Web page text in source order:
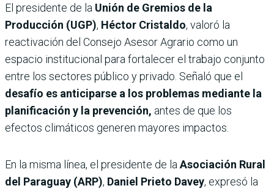
El presidente de la Unión de Gremios de la
Producción (UGP), Héctor Cristaldo, valoró la
reactivación del Consejo Asesor Agrario como un
espacio institucional para fortalecer el trabajo conjunto
entre los sectores público y privado. Señaló que el
desafío es anticiparse a los problemas mediante la
planificación y la prevención, antes de que los
efectos climáticos generen mayores impactos.
En la misma línea, el presidente de la Asociación Rural
del Paraguay (ARP), Daniel Prieto Davey, expresó la